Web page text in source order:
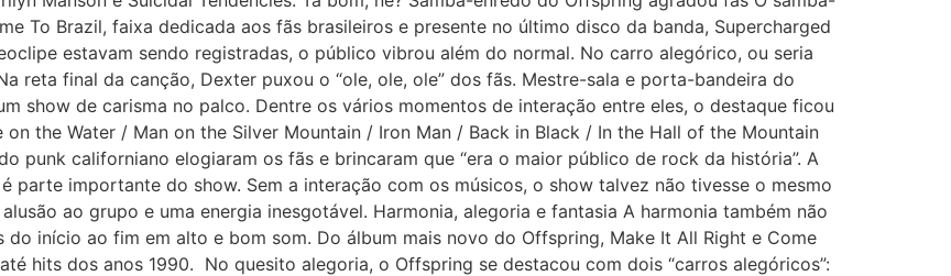
To Brazil, faixa dedicada aos fãs brasileiros e presente no último disco da banda, Supercharged
estavam sendo registradas, o público vibrou além do normal. No carro alegórico, ou seria
reta final da canção, Dexter puxou o “ole, ole, ole” dos fãs. Mestre-sala e porta-bandeira do
show de carisma no palco. Dentre os vários momentos de interação entre eles, o destaque ficou
the Water / Man on the Silver Mountain / Iron Man / Back in Black / In the Hall of the Mountain
punk californiano elogiaram os fãs e brincaram que “era o maior público de rock da história”. A
parte importante do show. Sem a interação com os músicos, o show talvez não tivesse o mesmo
ao grupo e uma energia inesgotável. Harmonia, alegoria e fantasia A harmonia também não
início ao fim em alto e bom som. Do álbum mais novo do Offspring, Make It All Right e Come
hits dos anos 1990. No quesito alegoria, o Offspring se destacou com dois “carros alegóricos”: